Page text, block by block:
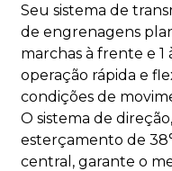
Seu sistema de
de engrenagens
marchas à frente e
operação rápida e
condições de
O sistema de
esterçamento de
central, garante o